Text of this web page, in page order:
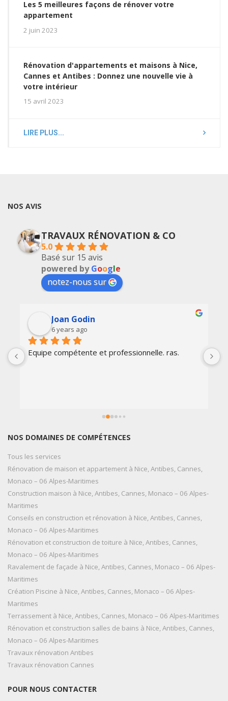
Les 5 meilleures façons de rénover votre
appartement
2 juin 2023
Rénovation d'appartements et maisons à Nice,
Cannes et Antibes : Donnez une nouvelle vie à
votre intérieur
15 avril 2023
LIRE PLUS...
NOS AVIS
TRAVAUX RÉNOVATION & CO
5.0
Basé sur 15 avis
powered byGoogle
notez-nous sur
Joan Godin
6 years ago
Equipe compétente et professionnelle. ras.
NOS DOMAINES DE COMPÉTENCES
Tous les services
Rénovation de maison et appartement à Nice, Antibes, Cannes,
Monaco – 06 Alpes-Maritimes
Construction maison à Nice, Antibes, Cannes, Monaco – 06 Alpes-
Maritimes
Conseils en construction et rénovation à Nice, Antibes, Cannes,
Monaco – 06 Alpes-Maritimes
Rénovation et construction de toiture à Nice, Antibes, Cannes,
Monaco – 06 Alpes-Maritimes
Ravalement de façade à Nice, Antibes, Cannes, Monaco – 06 Alpes-
Maritimes
Création Piscine à Nice, Antibes, Cannes, Monaco – 06 Alpes-
Maritimes
Terrassement à Nice, Antibes, Cannes, Monaco – 06 Alpes-Maritimes
Rénovation et construction salles de bains à Nice, Antibes, Cannes,
Monaco – 06 Alpes-Maritimes
Travaux rénovation Antibes
Travaux rénovation Cannes
POUR NOUS CONTACTER